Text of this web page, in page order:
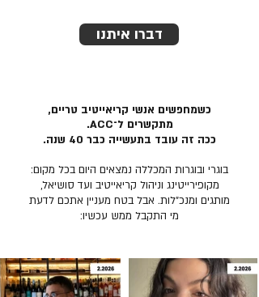
דברו איתנו
כשמחפשים אנשי קריאייטיב טריים,
מתקשרים ל־ACC.
ככה זה עובד בתעשייה כבר 40 שנה.
בוגרי ובוגרות המכללה נמצאים היום בכל מקום:
מקופירייטינג וניהול קריאייטיב ועד סושיאל,
מותגים ומנכ״לות. אבל בטח מעניין אתכם לדעת
מי התקבל ממש עכשיו: